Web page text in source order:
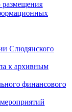
размещения
Слюдянского
к архивным
финансового